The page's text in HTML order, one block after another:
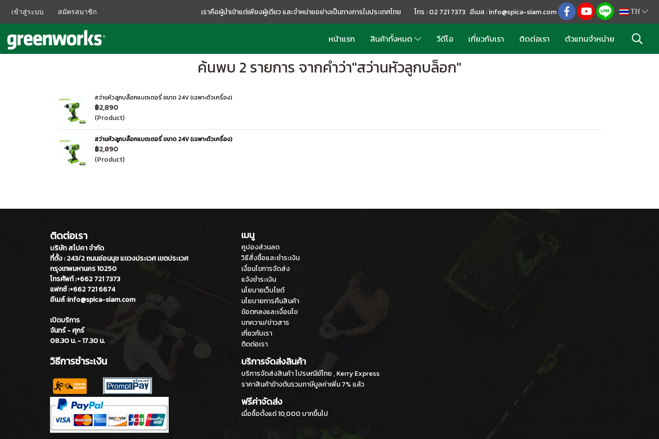
เข้าสู่ระบบ สมัครสมาชิก เราคือผู้นำเข้าแต่เพียงผู้เดียว และจำหน่ายอย่างเป็นทางการในประเทศไทย โทร : 02 721 7373 อีเมล : info@spica-siam.com TH
หน้าแรก สินค้าทั้งหมด วีดีโอ เกี่ยวกับเรา ติดต่อเรา ตัวแทนจำหน่าย
ค้นพบ 2 รายการ จากคำว่า"สว่านหัวลูกบล็อก"
สว่านหัวลูกบล็อกแบตเตอรี่ ขนาด 24V (เฉพาะตัวเครื่อง)
฿2,890
(Product)
สว่านหัวลูกบล็อกแบตเตอรี่ ขนาด 24V (เฉพาะตัวเครื่อง)
฿2,890
(Product)
ติดต่อเรา
บริษัท สไปคา จำกัด
ที่ตั้ง : 243/2 ถนนอ่อนนุช แขวงประเวศ เขตประเวศ
กรุงเทพมหานคร 10250
โทรศัพท์ :+662 721 7373
แฟกซ์ :+662 721 6674
อีเมล์ :info@spica-siam.com
เปิดบริการ
จันทร์ - ศุกร์
08.30 น. - 17.30 น.
วิธีการชำระเงิน
เมนู
คูปองส่วนลด
วิธีสั่งซื้อและชำระเงิน
เงื่อนไขการจัดส่ง
แจ้งชำระเงิน
นโยบายเว็บไซต์
นโยบายการคืนสินค้า
ข้อตกลงและเงื่อนไข
บทความ/ข่าวสาร
เกี่ยวกับเรา
ติดต่อเรา
บริการจัดส่งสินค้า
บริการจัดส่งสินค้า ไปรษณีย์ไทย , Kerry Express
ราคาสินค้าข้างต้นรวมภาษีมูลค่าเพิ่ม 7% แล้ว
ฟรีค่าจัดส่ง
เมื่อซื้อตั้งแต่ 10,000 บาทขึ้นไป